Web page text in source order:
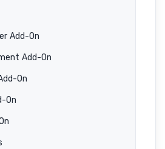
Add-On
Add-On
On
On